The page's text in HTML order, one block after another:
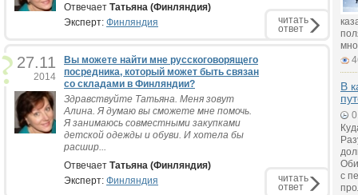
Отвечает Татьяна (Финляндия)
Эксперт: Финляндия читать
ответ
27.11
2014
Вы можете найти мне русскоговорящего
посредника, который может быть связан
со складами в Финляндии?
Здравствуйте Татьяна. Меня зовут
Алина. Я думаю вы сможете мне помочь.
Я занимаюсь совместными закупками
детской одежды и обуви. И хотела бы
расшир...
Отвечает Татьяна (Финляндия)
Эксперт: Финляндия читать
ответ
В
с